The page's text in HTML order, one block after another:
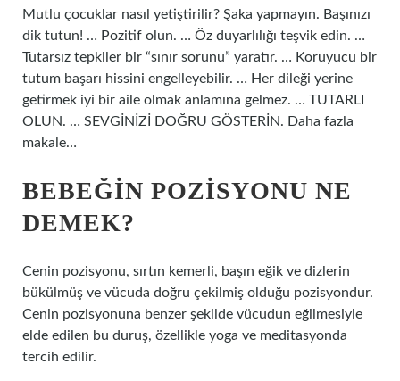
Mutlu çocuklar nasıl yetiştirilir? Şaka yapmayın. Başınızı
dik tutun! … Pozitif olun. … Öz duyarlılığı teşvik edin. …
Tutarsız tepkiler bir “sınır sorunu” yaratır. … Koruyucu bir
tutum başarı hissini engelleyebilir. … Her dileği yerine
getirmek iyi bir aile olmak anlamına gelmez. … TUTARLI
OLUN. … SEVGİNİZİ DOĞRU GÖSTERİN. Daha fazla
makale…
BEBEĞIN POZISYONU NE
DEMEK?
Cenin pozisyonu, sırtın kemerli, başın eğik ve dizlerin
bükülmüş ve vücuda doğru çekilmiş olduğu pozisyondur.
Cenin pozisyonuna benzer şekilde vücudun eğilmesiyle
elde edilen bu duruş, özellikle yoga ve meditasyonda
tercih edilir.